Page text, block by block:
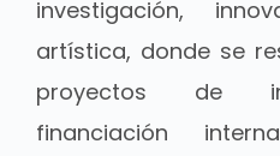
investigación,
artística, donde se
proyectos de
financiación